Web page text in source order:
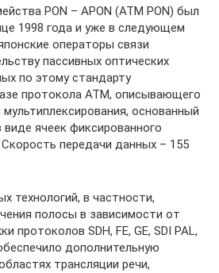
PON – APON (ATM PON) был
1998 года и уже в следующем
операторы связи
пассивных оптических
по этому стандарту
протокола ATM, описывающего
основанный
ячеек фиксированного
передачи данных – 155
технологий, в частности,
полосы в зависимости от
протоколов SDH, FE, GE, SDI PAL,
дополнительную
трансляции речи,